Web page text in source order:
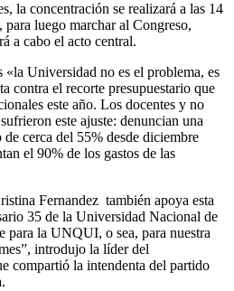
la concentración se realizará a las 14
luego marchar al Congreso,
a cabo el acto central.
Universidad no es el problema, es
contra el recorte presupuestario que
este año. Los docentes y no
este ajuste: denuncian una
cerca del 55% desde diciembre
el 90% de los gastos de las
Fernandez también apoya esta
35 de la Universidad Nacional de
para la UNQUI, o sea, para nuestra
introdujo la líder del
compartió la intendenta del partido